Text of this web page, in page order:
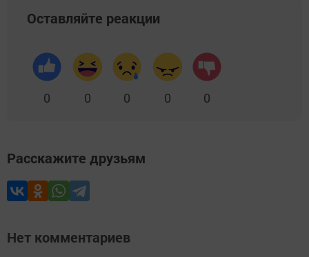
Оставляйте реакции
0 0 0 0 0
Расскажите друзьям
Нет комментариев